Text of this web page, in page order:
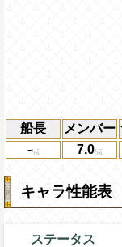
船長 メンバー
-
7.0
キャラ性能表
ステータス